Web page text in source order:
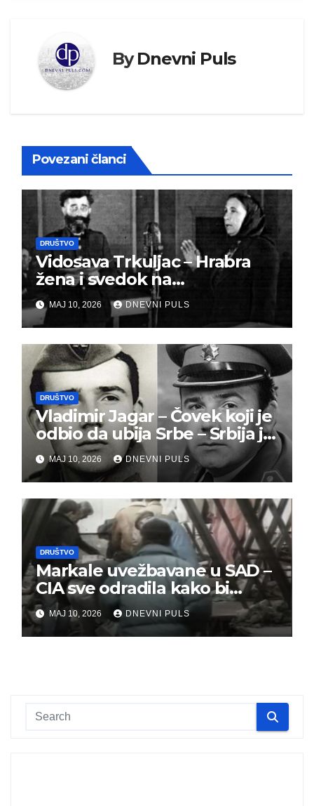
ByDnevni Puls
Povezani članci
DRUŠTVO
Vidosava Trkuljac – Hrabra
žena i svedok na
montiranom suđenju
đeneralu Draži
MAJ 10, 2026 DNEVNI PULS
DRUŠTVO
Vladimir Jagar – Čovek koji je
odbio da ubija Srbe – Srbija je
dužna da ga pamti
MAJ 10, 2026 DNEVNI PULS
DRUŠTVO
Markale uvežbavane u SAD –
CIA sve odradila kako bi
optužili Srbe
MAJ 10, 2026 DNEVNI PULS